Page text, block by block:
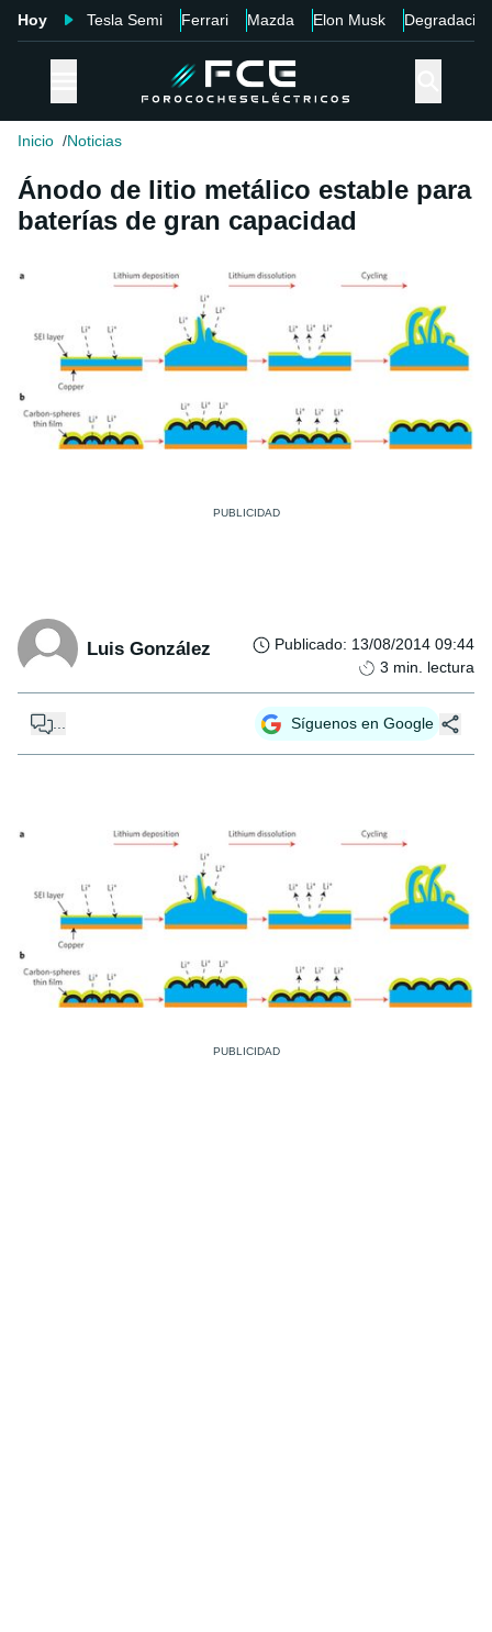
Hoy Tesla Semi Ferrari Mazda Elon Musk Degradación
Inicio Noticias
Ánodo de litio metálico estable para
baterías de gran capacidad
Luis González Publicado: 13/08/2014 09:44
3 min. lectura
Síguenos en Google